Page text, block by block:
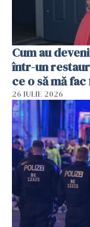
Cum au
într-un
ce o să mă
26 IULIE 2026